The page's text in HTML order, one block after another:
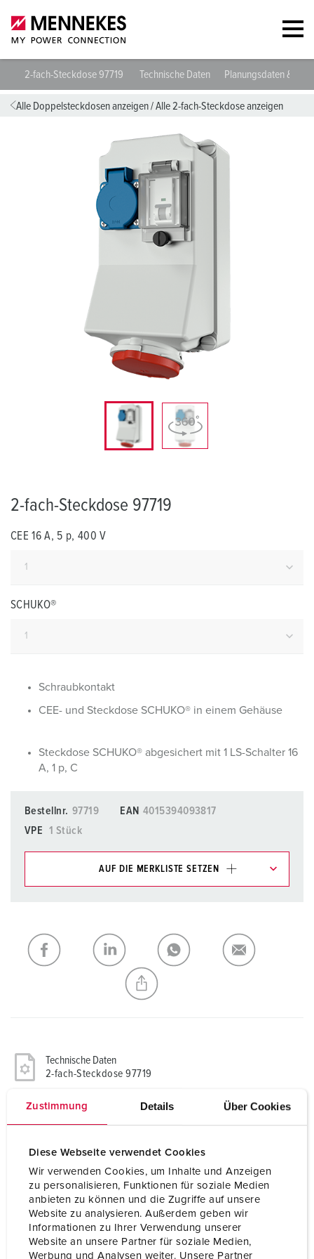
Zustimmung Details Über Cookies
Diese Webseite verwendet Cookies
Wir verwenden Cookies, um Inhalte und Anzeigen
zu personalisieren, Funktionen für soziale Medien
anbieten zu können und die Zugriffe auf unsere
Website zu analysieren. Außerdem geben wir
Informationen zu Ihrer Verwendung unserer
Website an unsere Partner für soziale Medien,
Werbung und Analysen weiter. Unsere Partner
2-fach-Steckdose 97719 Technische Daten Planungsdaten &
Alle Doppelsteckdosen anzeigen/Alle 2-fach-Steckdose anzeigen
2-fach-Steckdose 97719
CEE 16 A, 5 p, 400 V
SCHUKO®
Schraubkontakt
CEE- und Steckdose SCHUKO® in einem Gehäuse
Steckdose SCHUKO® abgesichert mit 1 LS-Schalter 16
A, 1 p, C
Bestellnr. 97719 EAN 4015394093817
VPE
1 Stück
AUF DIE MERKLISTE SETZEN
Meine Liste (0) HINZUFÜGEN
NEUE LISTE ERSTELLEN
Technische Daten
2-fach-Steckdose 97719
CEE 16 A, 5 p, 400 V 1
Absicherung 1 LS 16 A, 1 p, C
Anschluss / Zuleitung für 1 Leitung bis 5 x 10 mm²
Schutzart IP44